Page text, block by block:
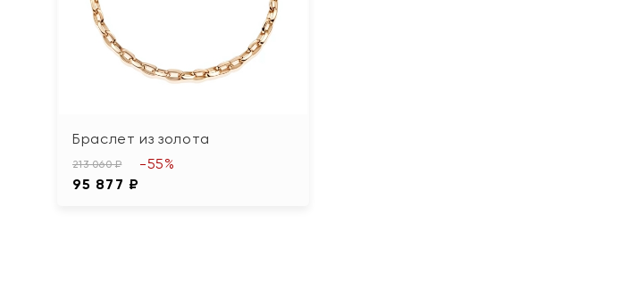
Браслет из золота
213 060 ₽
95 877 ₽
-55%